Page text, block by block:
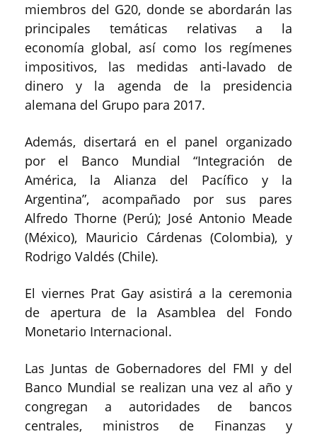
miembros del G20, donde se abordarán las
principales temáticas relativas a la
economía global, así como los regímenes
impositivos, las medidas anti-lavado de
dinero y la agenda de la presidencia
alemana del Grupo para 2017.
Además, disertará en el panel organizado
por el Banco Mundial “Integración de
América, la Alianza del Pacífico y la
Argentina”, acompañado por sus pares
Alfredo Thorne (Perú); José Antonio Meade
(México), Mauricio Cárdenas (Colombia), y
Rodrigo Valdés (Chile).
El viernes Prat Gay asistirá a la ceremonia
de apertura de la Asamblea del Fondo
Monetario Internacional.
Las Juntas de Gobernadores del FMI y del
Banco Mundial se realizan una vez al año y
congregan a autoridades de bancos
centrales, ministros de Finanzas y